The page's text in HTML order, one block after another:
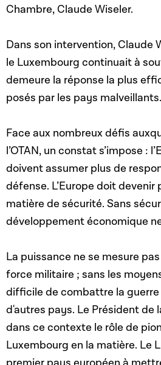
Chambre, Claude Wiseler.
Dans son intervention, Claude
le Luxembourg continuait à
demeure la réponse la plus
posés par les pays malveillants.
Face aux nombreux défis
l’OTAN, un constat s’impose :
doivent assumer plus de
défense. L’Europe doit
matière de sécurité. Sans
développement économique
La puissance ne se mesure
force militaire ; sans les
difficile de combattre la
d'autres pays. Le Président de
dans ce contexte le rôle de
Luxembourg en la matière. Le